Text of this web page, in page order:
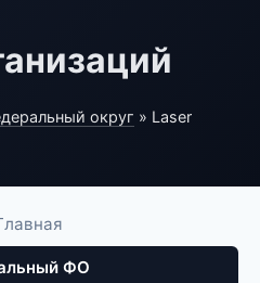
округ » Laser
ФО